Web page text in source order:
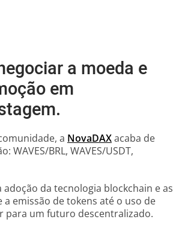
a moeda e
em
a NovaDAXacaba de
WAVES/BRL, WAVES/USDT,
da tecnologia blockchain e as
emissão de tokens até o uso de
para um futuro descentralizado.